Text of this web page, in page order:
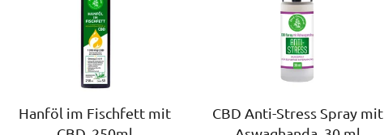
Hanföl im Fischfett mit
CBD Anti-Stress Spray mit